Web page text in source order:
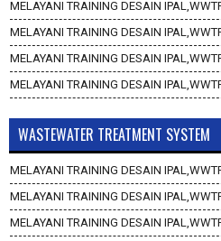
MELAYANI TRAINING DESAIN
MELAYANI TRAINING DESAIN
MELAYANI TRAINING DESAIN
MELAYANI TRAINING DESAIN
WASTEWATER TREATMENT SYSTEM
MELAYANI TRAINING DESAIN
MELAYANI TRAINING DESAIN
MELAYANI TRAINING DESAIN